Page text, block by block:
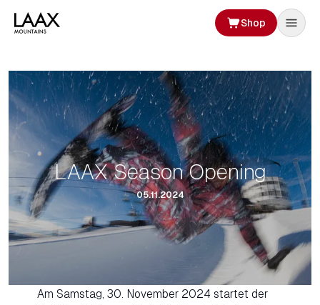
Shop
LAAX Season Opening
05.11.2024
Am Samstag, 30. November 2024 startet der